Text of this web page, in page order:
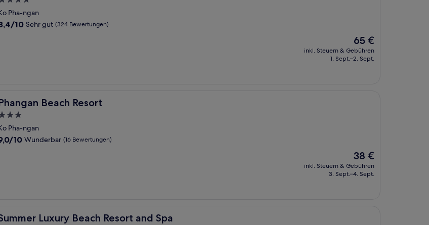
Pha-ngan
10 Sehr gut (324 Bewertungen)
Der
Preis
beträgt
65 €
inkl. Steuern & Gebühren
1. Sept.–2. Sept.
Beach Resort
Beach Resort
Pha-ngan
10 Wunderbar (16 Bewertungen)
Der
Preis
beträgt
38 €
inkl. Steuern & Gebühren
3. Sept.–4. Sept.
Luxury Beach Resort and Spa
Luxury Beach Resort and Spa